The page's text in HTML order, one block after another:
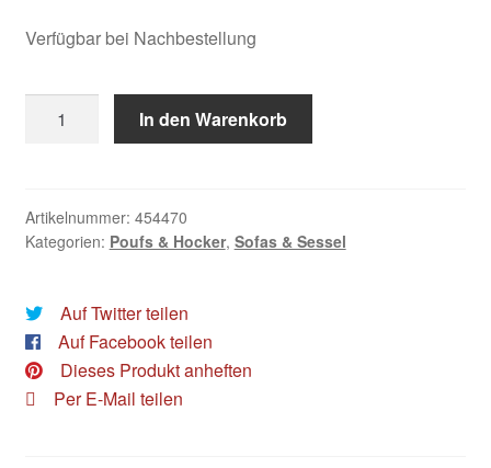
Verfügbar bei Nachbestellung
Maison:
Hocker
50cm
In den Warenkorb
Artikelnummer: 454470
Kategorien: Poufs & Hocker, Sofas & Sessel
Auf Twitter teilen
Auf Facebook teilen
Dieses Produkt anheften
Per E-Mail teilen